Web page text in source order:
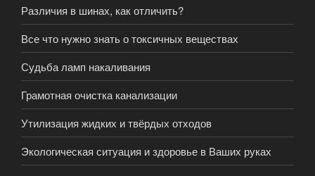
Различия в шинах, как отличить?
Все что нужно знать о токсичных веществах
Судьба ламп накаливания
Грамотная очистка канализации
Утилизация жидких и твёрдых отходов
Экологическая ситуация и здоровье в Ваших руках